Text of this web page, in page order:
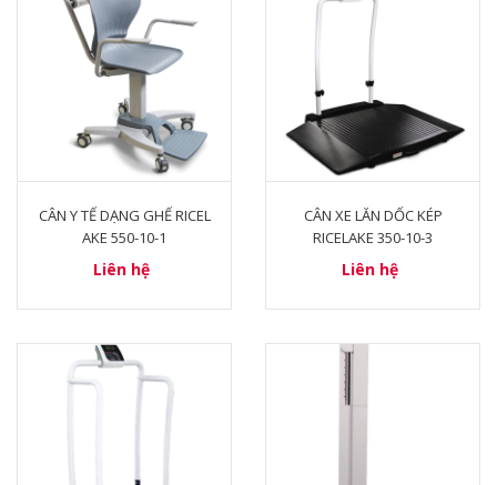
CÂN Y TẾ DẠNG GHẾ RICEL
AKE 550-10-1
Liên hệ
CÂN XE LĂN DỐC KÉP
RICELAKE 350-10-3
Liên hệ